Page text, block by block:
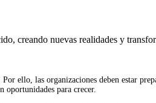
creando nuevas realidades y
ello, las organizaciones deben estar
oportunidades para crecer.